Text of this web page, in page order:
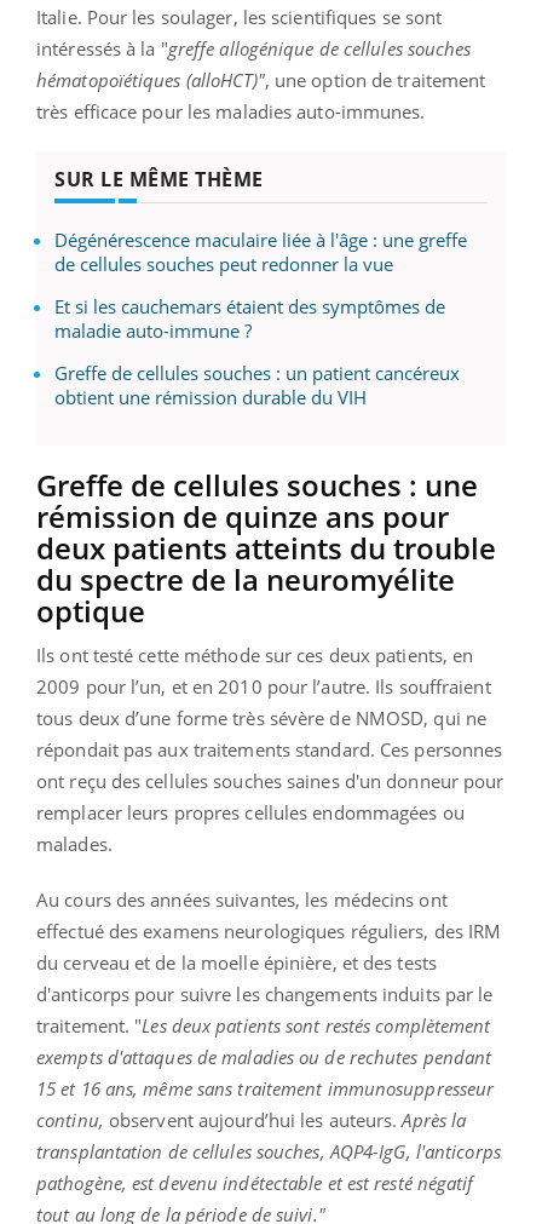
Italie. Pour les soulager, les scientifiques se sont
intéressés à la "greffe allogénique de cellules souches
hématopoïétiques (alloHCT)", une option de traitement
très efficace pour les maladies auto-immunes.
SUR LE MÊME THÈME
Dégénérescence maculaire liée à l'âge : une greffe
de cellules souches peut redonner la vue
Et si les cauchemars étaient des symptômes de
maladie auto-immune ?
Greffe de cellules souches : un patient cancéreux
obtient une rémission durable du VIH
Greffe de cellules souches : une
rémission de quinze ans pour
deux patients atteints du trouble
du spectre de la neuromyélite
optique
Ils ont testé cette méthode sur ces deux patients, en
2009 pour l’un, et en 2010 pour l’autre. Ils souffraient
tous deux d’une forme très sévère de NMOSD, qui ne
répondait pas aux traitements standard. Ces personnes
ont reçu des cellules souches saines d'un donneur pour
remplacer leurs propres cellules endommagées ou
malades.
Au cours des années suivantes, les médecins ont
effectué des examens neurologiques réguliers, des IRM
du cerveau et de la moelle épinière, et des tests
d'anticorps pour suivre les changements induits par le
traitement. "Les deux patients sont restés complètement
exempts d'attaques de maladies ou de rechutes pendant
15 et 16 ans, même sans traitement immunosuppresseur
continu, observent aujourd’hui les auteurs. Après la
transplantation de cellules souches, AQP4-IgG, l'anticorps
pathogène, est devenu indétectable et est resté négatif
tout au long de la période de suivi."